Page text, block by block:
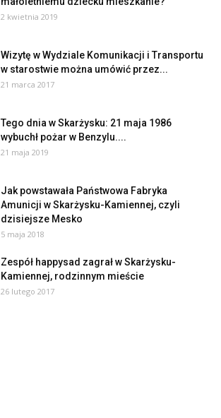
2 kwietnia 2019
Wizytę w Wydziale Komunikacji i Transportu
w starostwie można umówić przez...
21 marca 2017
Tego dnia w Skarżysku: 21 maja 1986
wybuchł pożar w Benzylu....
21 maja 2019
Jak powstawała Państwowa Fabryka
Amunicji w Skarżysku-Kamiennej, czyli
dzisiejsze Mesko
5 maja 2018
Zespół happysad zagrał w Skarżysku-
Kamiennej, rodzinnym mieście
26 lutego 2017